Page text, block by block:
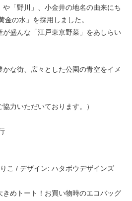
「野川」、小金井の地名の由来にち
金の水」を採用しました。
が盛んな「江戸東京野菜」をあしらい
な街、広々とした公園の青空をイメ
協力いただいております。）
こ / デザイン: ハタボウデザインズ
きめトート！お買い物時のエコバッグ